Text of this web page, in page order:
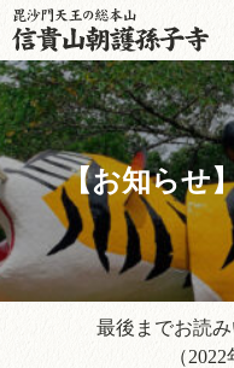
【お知らせ
最後までお読み
（